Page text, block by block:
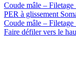
Coude mâle – Filetage
PER à glissement
Coude mâle – Filetage
Faire défiler vers le